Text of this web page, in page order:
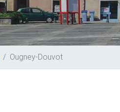
Ougney-Douvot